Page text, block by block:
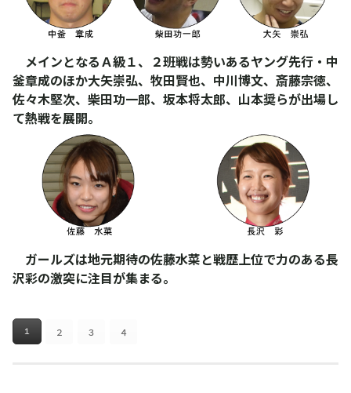
メインとなるＡ級１、２班戦は勢いあるヤング先行・中
釜章成のほか大矢崇弘、牧田賢也、中川博文、斎藤宗徳、
佐々木堅次、柴田功一郎、坂本将太郎、山本奨らが出場し
て熱戦を展開。
ガールズは地元期待の佐藤水菜と戦歴上位で力のある長
沢彩の激突に注目が集まる。
１ ２ ３ ４